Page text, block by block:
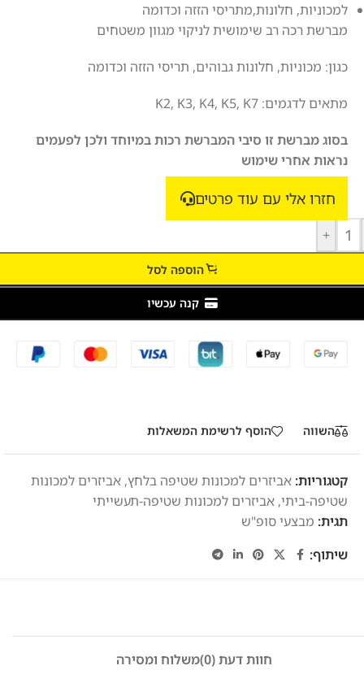
למכוניות, חלונות,מתריסי הזזה וכדומה
מברשת רכה רב שימושית לניקוי מגוון משטחים
כגון: מכוניות, חלונות גבוהים, תריסי הזזה וכדומה
מתאים לדגמים: K2, K3, K4, K5, K7
בסוג מברשת זו סיבי המברשת רכות במיוחד ולכן לפעמים
נראות אחרי שימוש
חזרו אלי עם עוד פרטים
+
הוספה לסל
קנה עכשיו
השווה הוסף לרשימת המשאלות
קטגוריות: אביזרים למכונות שטיפה בלחץ, אביזרים למכונות
שטיפה-ביתי, אביזרים למכונות שטיפה-תעשייתי
תגית: מבצעי סופ"ש
שיתוף:
חוות דעת (0) משלוח ומסירה